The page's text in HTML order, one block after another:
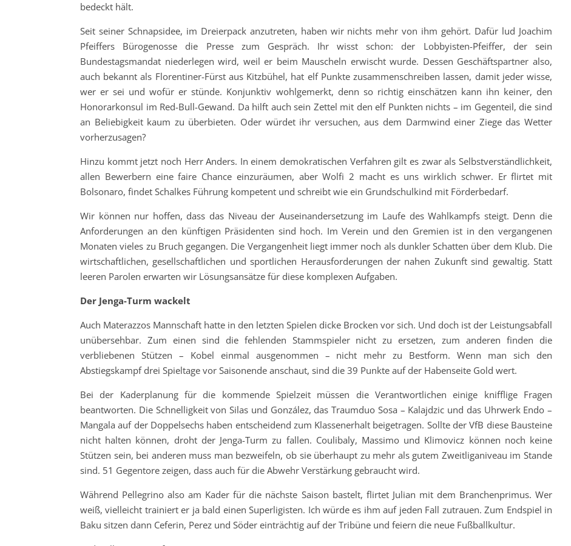
bedeckt hält.
Seit seiner Schnapsidee, im Dreierpack anzutreten, haben wir nichts mehr von ihm gehört. Dafür lud Joachim
Pfeiffers Bürogenosse die Presse zum Gespräch. Ihr wisst schon: der Lobbyisten-Pfeiffer, der sein
Bundestagsmandat niederlegen wird, weil er beim Mauscheln erwischt wurde. Dessen Geschäftspartner also,
auch bekannt als Florentiner-Fürst aus Kitzbühel, hat elf Punkte zusammenschreiben lassen, damit jeder wisse,
wer er sei und wofür er stünde. Konjunktiv wohlgemerkt, denn so richtig einschätzen kann ihn keiner, den
Honorarkonsul im Red-Bull-Gewand. Da hilft auch sein Zettel mit den elf Punkten nichts – im Gegenteil, die sind
an Beliebigkeit kaum zu überbieten. Oder würdet ihr versuchen, aus dem Darmwind einer Ziege das Wetter
vorherzusagen?
Hinzu kommt jetzt noch Herr Anders. In einem demokratischen Verfahren gilt es zwar als Selbstverständlichkeit,
allen Bewerbern eine faire Chance einzuräumen, aber Wolfi 2 macht es uns wirklich schwer. Er flirtet mit
Bolsonaro, findet Schalkes Führung kompetent und schreibt wie ein Grundschulkind mit Förderbedarf.
Wir können nur hoffen, dass das Niveau der Auseinandersetzung im Laufe des Wahlkampfs steigt. Denn die
Anforderungen an den künftigen Präsidenten sind hoch. Im Verein und den Gremien ist in den vergangenen
Monaten vieles zu Bruch gegangen. Die Vergangenheit liegt immer noch als dunkler Schatten über dem Klub. Die
wirtschaftlichen, gesellschaftlichen und sportlichen Herausforderungen der nahen Zukunft sind gewaltig. Statt
leeren Parolen erwarten wir Lösungsansätze für diese komplexen Aufgaben.
Der Jenga-Turm wackelt
Auch Materazzos Mannschaft hatte in den letzten Spielen dicke Brocken vor sich. Und doch ist der Leistungsabfall
unübersehbar. Zum einen sind die fehlenden Stammspieler nicht zu ersetzen, zum anderen finden die
verbliebenen Stützen – Kobel einmal ausgenommen – nicht mehr zu Bestform. Wenn man sich den
Abstiegskampf drei Spieltage vor Saisonende anschaut, sind die 39 Punkte auf der Habenseite Gold wert.
Bei der Kaderplanung für die kommende Spielzeit müssen die Verantwortlichen einige knifflige Fragen
beantworten. Die Schnelligkeit von Silas und González, das Traumduo Sosa – Kalajdzic und das Uhrwerk Endo –
Mangala auf der Doppelsechs haben entscheidend zum Klassenerhalt beigetragen. Sollte der VfB diese Bausteine
nicht halten können, droht der Jenga-Turm zu fallen. Coulibaly, Massimo und Klimovicz können noch keine
Stützen sein, bei anderen muss man bezweifeln, ob sie überhaupt zu mehr als gutem Zweitliganiveau im Stande
sind. 51 Gegentore zeigen, dass auch für die Abwehr Verstärkung gebraucht wird.
Während Pellegrino also am Kader für die nächste Saison bastelt, flirtet Julian mit dem Branchenprimus. Wer
weiß, vielleicht trainiert er ja bald einen Superligisten. Ich würde es ihm auf jeden Fall zutrauen. Zum Endspiel in
Baku sitzen dann Ceferin, Perez und Söder einträchtig auf der Tribüne und feiern die neue Fußballkultur.